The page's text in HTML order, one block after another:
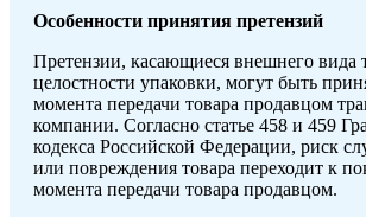
Особенности принятия претензий
Претензии, касающиеся внешнего вида
целостности упаковки, могут быть
момента передачи товара продавцом
компании. Согласно статье 458 и 459
кодекса Российской Федерации, риск
или повреждения товара переходит к
момента передачи товара продавцом.